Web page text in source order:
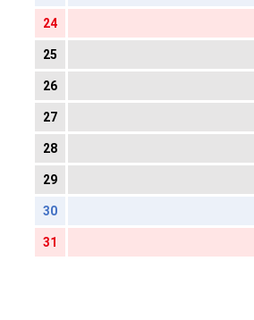
24
25
26
27
28
29
30
31